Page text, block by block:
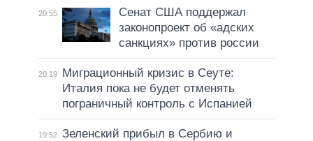
20:55
Сенат США поддержал
законопроект об «адских
санкциях» против россии
20:19
Миграционный кризис в Сеуте:
Италия пока не будет отменять
пограничный контроль с Испанией
19:52 Зеленский прибыл в Сербию и